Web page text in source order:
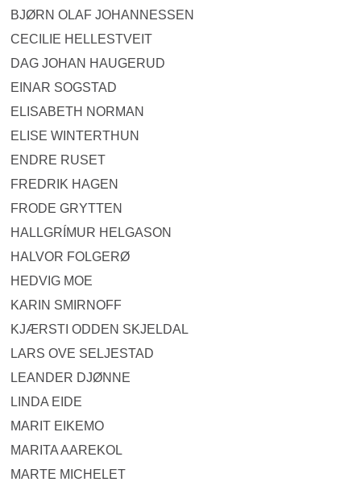
BJØRN OLAF JOHANNESSEN
CECILIE HELLESTVEIT
DAG JOHAN HAUGERUD
EINAR SOGSTAD
ELISABETH NORMAN
ELISE WINTERTHUN
ENDRE RUSET
FREDRIK HAGEN
FRODE GRYTTEN
HALLGRÍMUR HELGASON
HALVOR FOLGERØ
HEDVIG MOE
KARIN SMIRNOFF
KJÆRSTI ODDEN SKJELDAL
LARS OVE SELJESTAD
LEANDER DJØNNE
LINDA EIDE
MARIT EIKEMO
MARITA AAREKOL
MARTE MICHELET